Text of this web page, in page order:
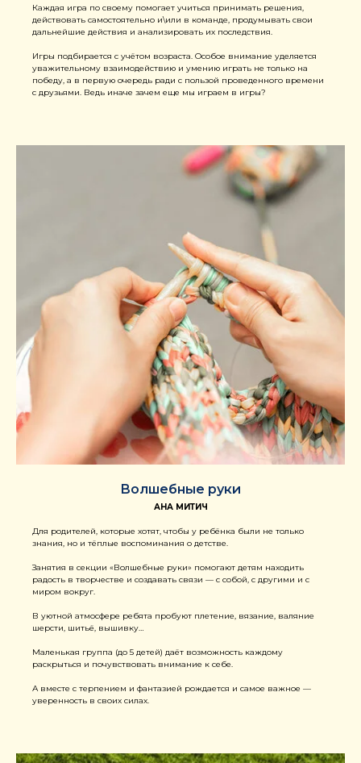
Каждая игра по своему помогает учиться принимать решения,
действовать самостоятельно и\или в команде, продумывать свои
дальнейшие действия и анализировать их последствия.
Игры подбирается с учётом возраста. Особое внимание уделяется
уважительному взаимодействию и умению играть не только на
победу, а в первую очередь ради с пользой проведенного времени
с друзьями. Ведь иначе зачем еще мы играем в игры?
Волшебные руки
АНА МИТИЧ
Для родителей, которые хотят, чтобы у ребёнка были не только
знания, но и тёплые воспоминания о детстве.
Занятия в секции «Волшебные руки» помогают детям находить
радость в творчестве и создавать связи — с собой, с другими и с
миром вокруг.
В уютной атмосфере ребята пробуют плетение, вязание, валяние
шерсти, шитьё, вышивку…
Маленькая группа (до 5 детей) даёт возможность каждому
раскрыться и почувствовать внимание к себе.
А вместе с терпением и фантазией рождается и самое важное —
уверенность в своих силах.